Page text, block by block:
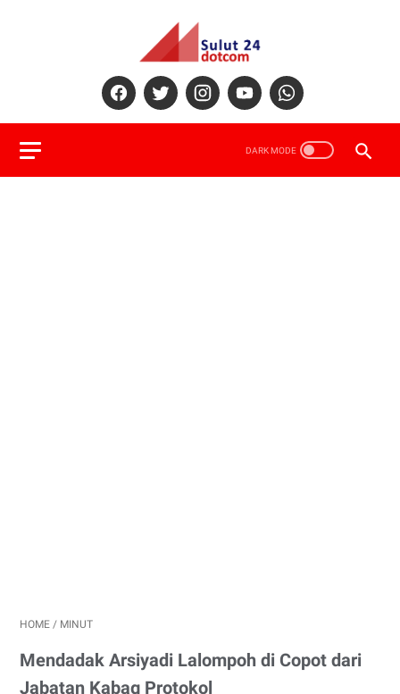
HOME / MINUT
Mendadak Arsiyadi Lalompoh di Copot dari
Jabatan Kabag Protokol